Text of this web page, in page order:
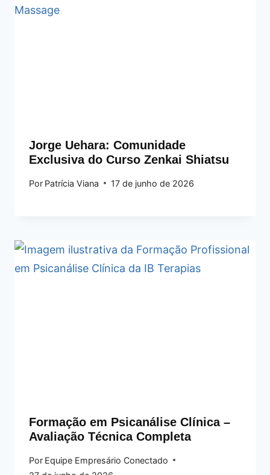
Jorge Uehara: Comunidade
Exclusiva do Curso Zenkai Shiatsu
Por Patrícia Viana 17 de junho de 2026
Formação em Psicanálise Clínica –
Avaliação Técnica Completa
Por Equipe Empresário Conectado